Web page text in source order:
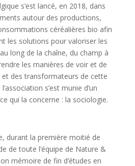
s’est lancé, en 2018, dans
autour des productions,
céréalières bio afin
les solutions pour valoriser les
long de la chaîne, du champ à
les manières de voir et de
des transformateurs de cette
s’est munie d’un
qui la concerne : la sociologie.
durant la première moitié de
de toute l’équipe de Nature &
mémoire de fin d’études en